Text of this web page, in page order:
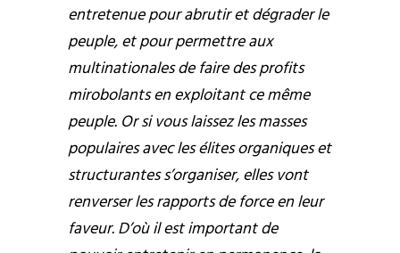
entretenue pour abrutir et dégrader le
peuple, et pour permettre aux
multinationales de faire des profits
mirobolants en exploitant ce même
peuple. Or si vous laissez les masses
populaires avec les élites organiques et
structurantes s’organiser, elles vont
renverser les rapports de force en leur
faveur. D’où il est important de